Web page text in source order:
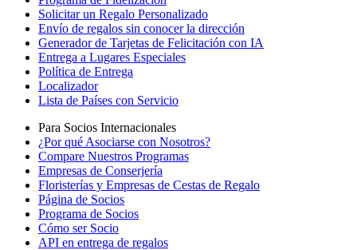
Solicitar un Regalo Personalizado
Envío de regalos sin conocer la dirección
Generador de Tarjetas de Felicitación con IA
Entrega a Lugares Especiales
Política de Entrega
Localizador
Lista de Países con Servicio
Para Socios Internacionales
¿Por qué Asociarse con Nosotros?
Compare Nuestros Programas
Empresas de Conserjería
Floristerías y Empresas de Cestas de Regalo
Página de Socios
Programa de Socios
Cómo ser Socio
API en entrega de regalos